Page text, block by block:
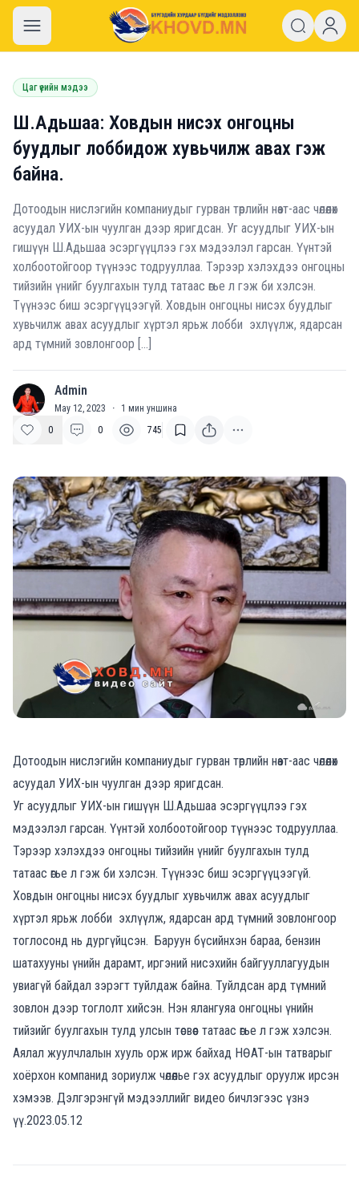
khovd.mn
Цаг үеийн мэдээ
Ш.Адьшаа: Ховдын нисэх онгоцны
буудлыг лоббидож хувьчилж авах гэж
байна.
Дотоодын нислэгийн компаниудыг гурван төрлийн нөат-аас чөлөөлөх
асуудал УИХ-ын чуулган дээр яригдсан. Уг асуудлыг УИХ-ын
гишүүн Ш.Адьшаа эсэргүүцлээ гэх мэдээлэл гарсан. Үүнтэй
холбоотойгоор түүнээс тодрууллаа. Тэрээр хэлэхдээ онгоцны
тийзийн үнийг буулгахын тулд татаас өгье л гэж би хэлсэн.
Түүнээс биш эсэргүүцээгүй. Ховдын онгоцны нисэх буудлыг
хувьчилж авах асуудлыг хүртэл ярьж лобби эхлүүлж, ядарсан
ард түмний зовлонгоор […]
A Admin
May 12, 2023 · 1 мин уншина
0
0 745
Дотоодын нислэгийн компаниудыг гурван төрлийн нөат-аас чөлөөлөх
асуудал УИХ-ын чуулган дээр яригдсан.
Уг асуудлыг УИХ-ын гишүүн Ш.Адьшаа эсэргүүцлээ гэх
мэдээлэл гарсан. Үүнтэй холбоотойгоор түүнээс тодрууллаа.
Тэрээр хэлэхдээ онгоцны тийзийн үнийг буулгахын тулд
татаас өгье л гэж би хэлсэн. Түүнээс биш эсэргүүцээгүй.
Ховдын онгоцны нисэх буудлыг хувьчилж авах асуудлыг
хүртэл ярьж лобби эхлүүлж, ядарсан ард түмний зовлонгоор
тоглосонд нь дургүйцсэн. Баруун бүсийнхэн бараа, бензин
шатахууны үнийн дарамт, иргэний нисэхийн байгууллагуудын
увиагүй байдал зэрэгт туйлдаж байна. Туйлдсан ард түмний
зовлон дээр тоглолт хийсэн. Нэн ялангуяа онгоцны үнийн
тийзийг буулгахын тулд улсын төсвөөс татаас өгье л гэж хэлсэн.
Аялал жуулчлалын хууль орж ирж байхад НӨАТ-ын татварыг
хоёрхон компанид зориулж чөлөөлье гэх асуудлыг оруулж ирсэн
хэмээв. Дэлгэрэнгүй мэдээллийг видео бичлэгээс үзнэ
үү.2023.05.12